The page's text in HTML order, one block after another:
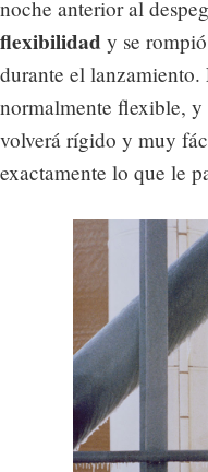
noche anterior al
flexibilidad y se
durante el
normalmente flexible, y
volverá rígido y muy
exactamente lo que le